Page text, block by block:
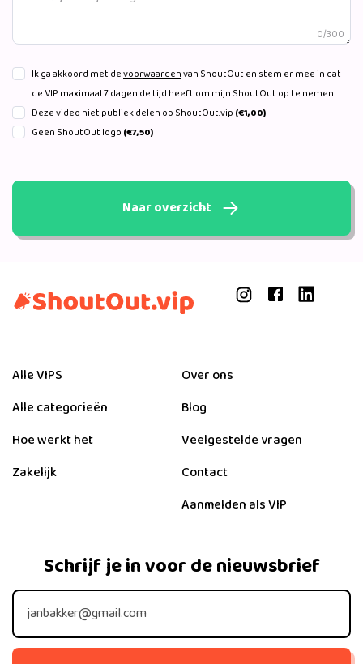
0/300
Ik ga akkoord met devoorwaardenvan ShoutOut en stem er mee in dat
de VIP maximaal 7 dagen de tijd heeft om mijn ShoutOut op te nemen.
Deze video niet publiek delen op ShoutOut.vip (€1,00)
Geen ShoutOut logo (€7,50)
Naar overzicht
Alle VIPS
Alle categorieën
Hoe werkt het
Zakelijk
Over ons
Blog
Veelgestelde vragen
Contact
Aanmelden als VIP
Schrijf je in voor de nieuwsbrief